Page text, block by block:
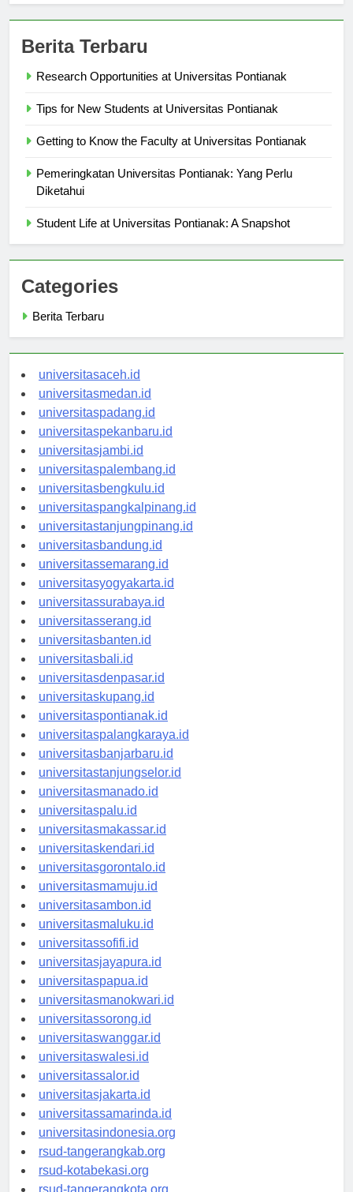
Berita Terbaru
Pemeringkatan Universitas Pontianak: Yang Perlu
Categories
universitasaceh.id
universitasmedan.id
universitaspadang.id
universitaspekanbaru.id
universitasjambi.id
universitaspalembang.id
universitasbengkulu.id
universitaspangkalpinang.id
universitastanjungpinang.id
universitasbandung.id
universitassemarang.id
universitasyogyakarta.id
universitassurabaya.id
universitasserang.id
universitasbanten.id
universitasbali.id
universitasdenpasar.id
universitaskupang.id
universitaspontianak.id
universitaspalangkaraya.id
universitasbanjarbaru.id
universitastanjungselor.id
universitasmanado.id
universitaspalu.id
universitasmakassar.id
universitaskendari.id
universitasgorontalo.id
universitasmamuju.id
universitasambon.id
universitasmaluku.id
universitassofifi.id
universitasjayapura.id
universitaspapua.id
universitasmanokwari.id
universitassorong.id
universitaswanggar.id
universitaswalesi.id
universitassalor.id
universitasjakarta.id
universitassamarinda.id
universitasindonesia.org
rsud-tangerangkab.org
rsud-kotabekasi.org